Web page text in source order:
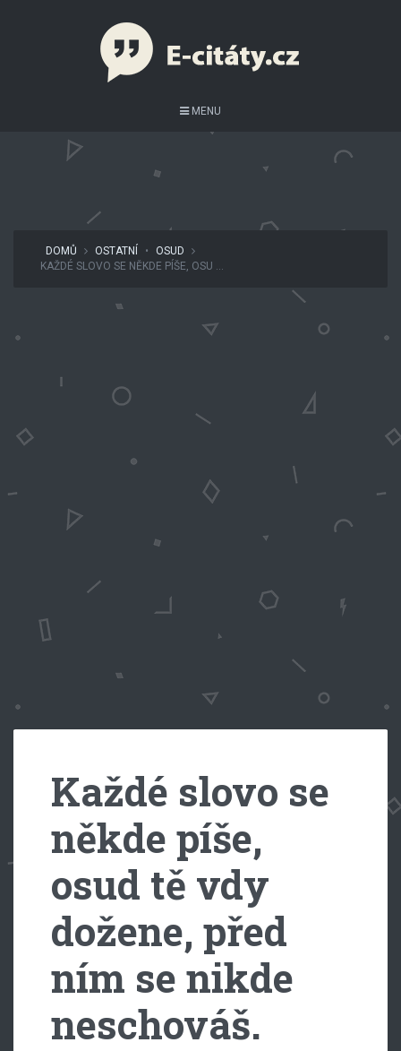
MENU
DOMŮ OSTATNÍ •
OSUD
KAŽDÉ SLOVO SE NĚKDE PÍŠE, OSU ...
Každé slovo se
někde píše,
osud tě vdy
dožene, před
ním se nikde
neschováš.